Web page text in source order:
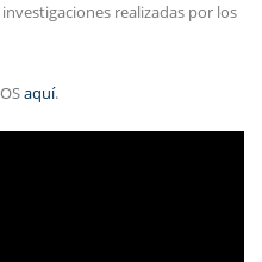
realizadas por los
aquí.